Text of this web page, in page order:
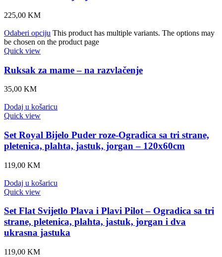
225,00 KM
Odaberi opciju This product has multiple variants. The options may
be chosen on the product page
Quick view
Ruksak za mame – na razvlačenje
35,00 KM
Dodaj u košaricu
Quick view
Set Royal Bijelo Puder roze-Ogradica sa tri strane,
pletenica, plahta, jastuk, jorgan – 120x60cm
119,00 KM
Dodaj u košaricu
Quick view
Set Flat Svijetlo Plava i Plavi Pilot – Ogradica sa tri
strane, pletenica, plahta, jastuk, jorgan i dva
ukrasna jastuka
119,00 KM